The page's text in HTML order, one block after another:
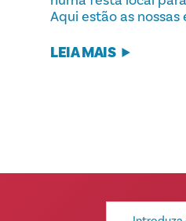
Aqui estão as nossas
LEIA MAIS
Endereço